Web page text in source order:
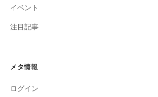
イベント
注目記事
メタ情報
ログイン